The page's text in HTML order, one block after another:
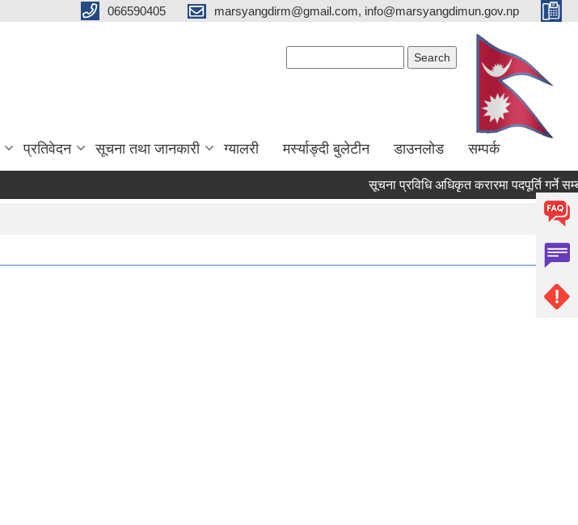
066590405 marsyangdirm@gmail.com, info@marsyangdimun.gov.np
प्रतिवेदन सूचना तथा जानकारी ग्यालरी मर्स्याङ्दी बुलेटीन डाउनलोड सम्पर्क
सूचना प्रविधि अधिकृत करारमा पदपूर्ति गर्ने